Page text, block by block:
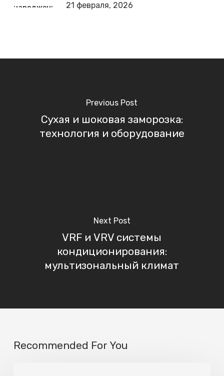
21 февраля, 2026
Previous Post
Сухая и шоковая заморозка:
технология и оборудование
Next Post
VRF и VRV системы
кондиционирования:
мультизональный климат
Recommended For You